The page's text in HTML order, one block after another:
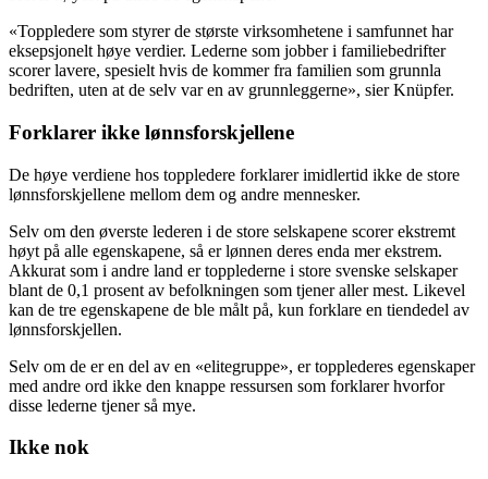
«Toppledere som styrer de største virksomhetene i samfunnet har
eksepsjonelt høye verdier. Lederne som jobber i familiebedrifter
scorer lavere, spesielt hvis de kommer fra familien som grunnla
bedriften, uten at de selv var en av grunnleggerne», sier Knüpfer.
Forklarer ikke lønnsforskjellene
De høye verdiene hos toppledere forklarer imidlertid ikke de store
lønnsforskjellene mellom dem og andre mennesker.
Selv om den øverste lederen i de store selskapene scorer ekstremt
høyt på alle egenskapene, så er lønnen deres enda mer ekstrem.
Akkurat som i andre land er topplederne i store svenske selskaper
blant de 0,1 prosent av befolkningen som tjener aller mest. Likevel
kan de tre egenskapene de ble målt på, kun forklare en tiendedel av
lønnsforskjellen.
Selv om de er en del av en «elitegruppe», er topplederes egenskaper
med andre ord ikke den knappe ressursen som forklarer hvorfor
disse lederne tjener så mye.
Ikke nok